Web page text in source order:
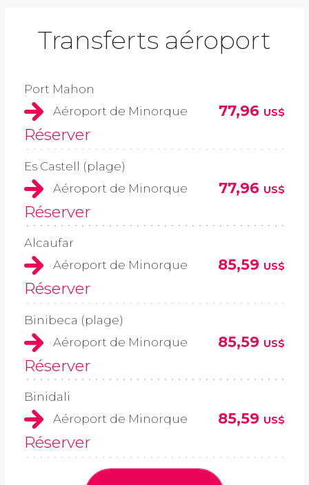
Transferts aéroport
Port Mahon
Aéroport de Minorque
77,96 US$
Réserver
Es Castell (plage)
Aéroport de Minorque
77,96 US$
Réserver
Alcaufar
Aéroport de Minorque
85,59 US$
Réserver
Binibeca (plage)
Aéroport de Minorque
85,59 US$
Réserver
Binidali
Aéroport de Minorque
85,59 US$
Réserver